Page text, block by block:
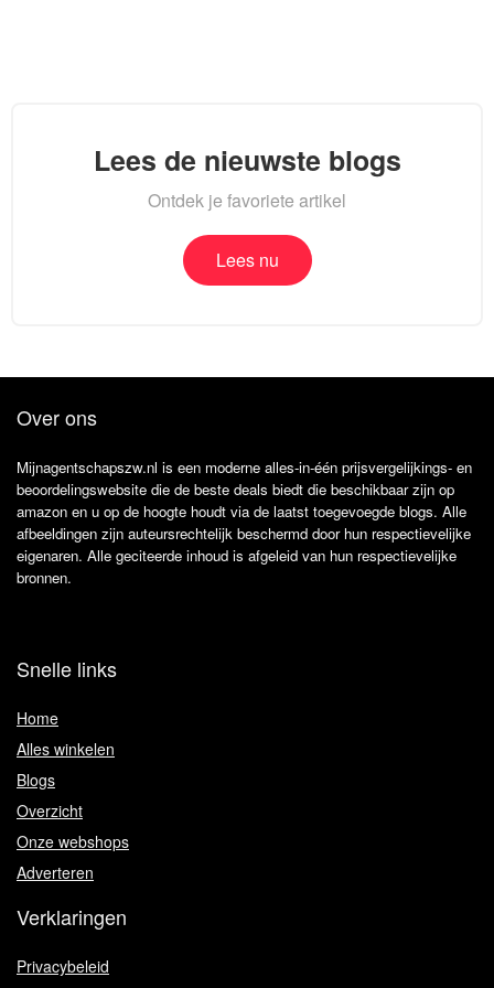
Lees de nieuwste blogs
Ontdek je favoriete artikel
Lees nu
Over ons
Mijnagentschapszw.nl is een moderne alles-in-één prijsvergelijkings- en
beoordelingswebsite die de beste deals biedt die beschikbaar zijn op
amazon en u op de hoogte houdt via de laatst toegevoegde blogs. Alle
afbeeldingen zijn auteursrechtelijk beschermd door hun respectievelijke
eigenaren. Alle geciteerde inhoud is afgeleid van hun respectievelijke
bronnen.
Snelle links
Home
Alles winkelen
Blogs
Overzicht
Onze webshops
Adverteren
Verklaringen
Privacybeleid